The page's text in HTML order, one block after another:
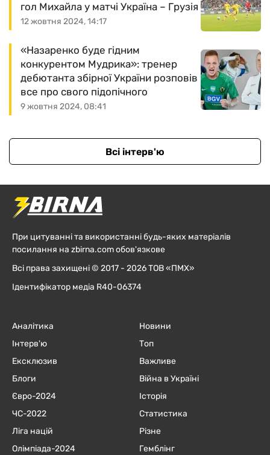
12 жовтня 2024, 14:17
гол Михайла у матчі Україна – Грузія
9 жовтня 2024, 08:41
«Назаренко буде гідним
конкурентом Мудрика»: тренер
дебютанта збірної України розповів
все про свого підопічного
Всі інтерв'ю
При цитуванні та використанні будь-яких матеріалів
посилання на zbirna.com обов'язкове
Всі права захищені © 2017 - 2026 ТОВ «ПМХ»
Ідентифікатор медіа R40-06374
Аналітика
Інтерв'ю
Ексклюзив
Блоги
Євро-2024
ЧC-2022
Ліга націй
Олімпіада-2024
Новини
Топ
Важливе
Війна в Україні
Історія
Статистика
Різне
Гемблінг